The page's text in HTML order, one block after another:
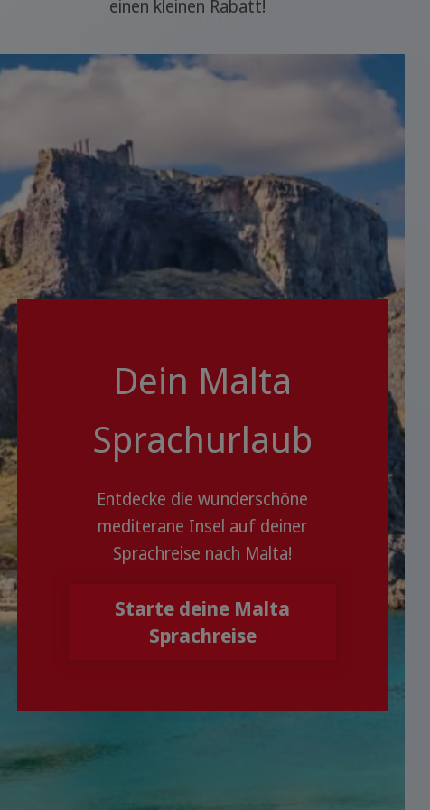
einen kleinen Rabatt!
Dein Malta
Sprachurlaub
Entdecke die wunderschöne
mediterane Insel auf deiner
Sprachreise nach Malta!
Starte deine Malta
Sprachreise